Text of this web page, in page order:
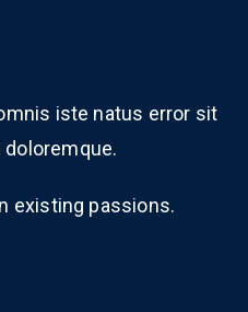
iste natus error sit
existing passions.